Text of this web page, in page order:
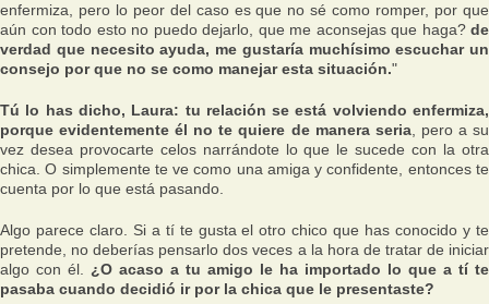
enfermiza, pero lo peor del caso es que no sé como romper, por que
aún con todo esto no puedo dejarlo, que me aconsejas que haga? de
verdad que necesito ayuda, me gustaría muchísimo escuchar un
consejo por que no se como manejar esta situación."
Tú lo has dicho, Laura: tu relación se está volviendo enfermiza,
porque evidentemente él no te quiere de manera seria, pero a su
vez desea provocarte celos narrándote lo que le sucede con la otra
chica. O simplemente te ve como una amiga y confidente, entonces te
cuenta por lo que está pasando.
Algo parece claro. Si a tí te gusta el otro chico que has conocido y te
pretende, no deberías pensarlo dos veces a la hora de tratar de iniciar
algo con él.
¿O acaso a tu amigo le ha importado lo que a tí te
pasaba cuando decidió ir por la chica que le presentaste?